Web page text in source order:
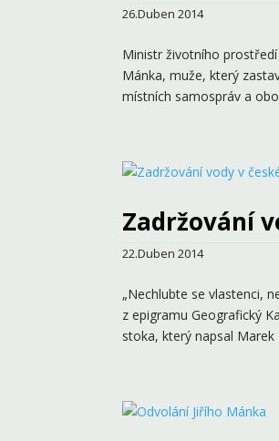
26.Duben 2014
Ministr životního
Mánka, muže, který
místních samospráv a
Zadržování
22.Duben 2014
„Nechlubte se vlastenci,
z epigramu Geografický
stoka, který napsal Marek